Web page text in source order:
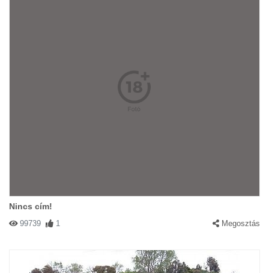
Nincs cím!
99739 1 Megosztás